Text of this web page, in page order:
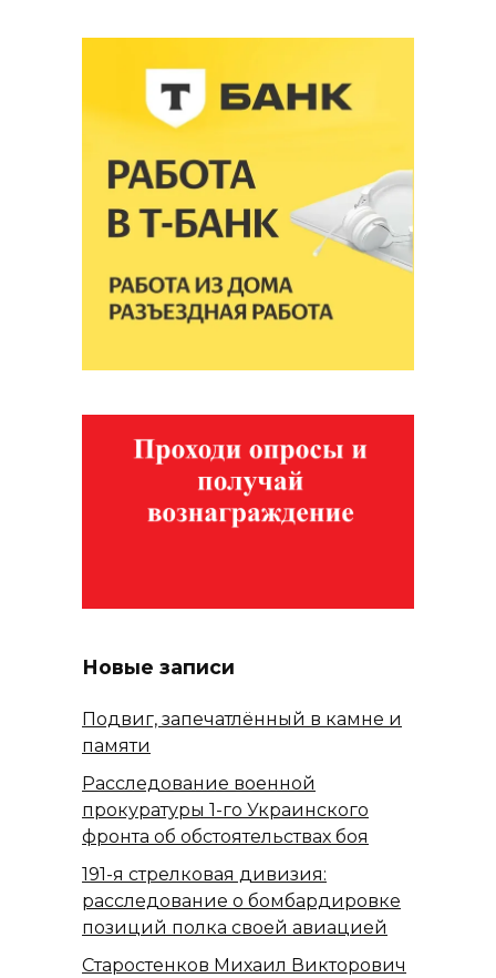
Новые записи
Подвиг, запечатлённый в камне и
памяти
Расследование военной
прокуратуры 1-го Украинского
фронта об обстоятельствах боя
191-я стрелковая дивизия:
расследование о бомбардировке
позиций полка своей авиацией
Старостенков Михаил Викторович